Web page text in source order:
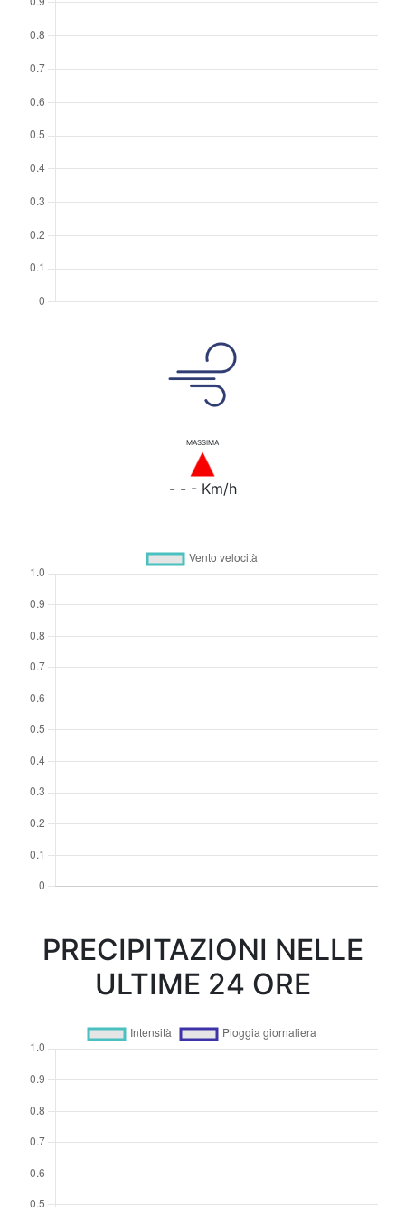
MASSIMA
- - - Km/h
PRECIPITAZIONI NELLE
ULTIME 24 ORE